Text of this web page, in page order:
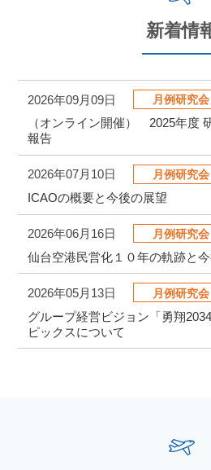
新着情
2026年09月09日 月例研究会
（オンライン開催） 2025年度
報告
2026年07月10日 月例研究会
ICAOの概要と今後の展望
2026年06月16日 月例研究会
仙台空港民営化１０年の軌跡と
2026年05月13日 月例研究会
グループ経営ビジョン「勇翔
ピックスについて